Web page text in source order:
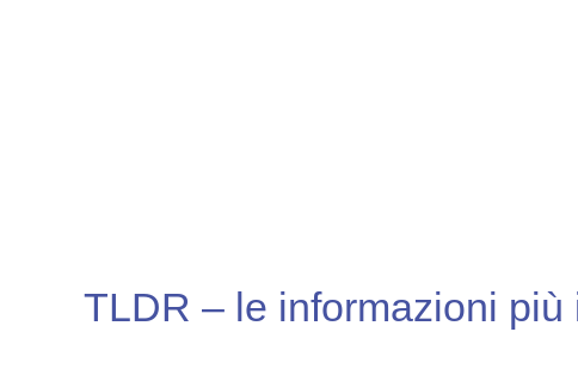
TLDR – le informazioni più